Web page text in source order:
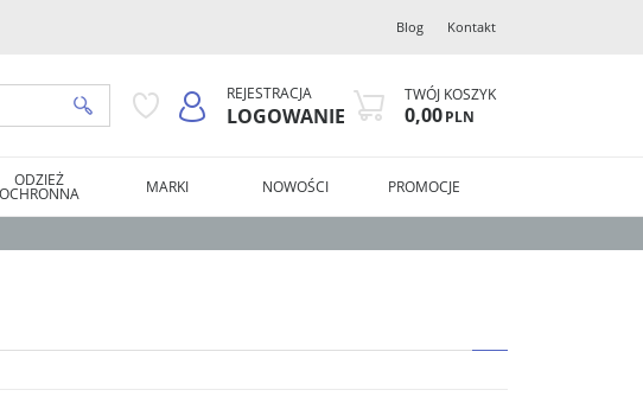
Blog Kontakt
REJESTRACJA
LOGOWANIE
TWÓJ KOSZYK
0,00PLN
ODZIEŻ
OCHRONNA MARKI NOWOŚCI PROMOCJE